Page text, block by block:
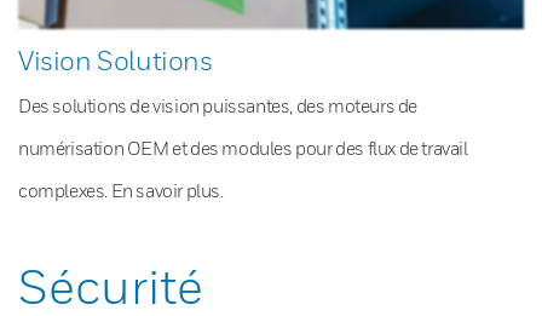
Vision Solutions
Des solutions de vision puissantes, des moteurs de
numérisation OEM et des modules pour des flux de travail
complexes. En savoir plus.
Sécurité